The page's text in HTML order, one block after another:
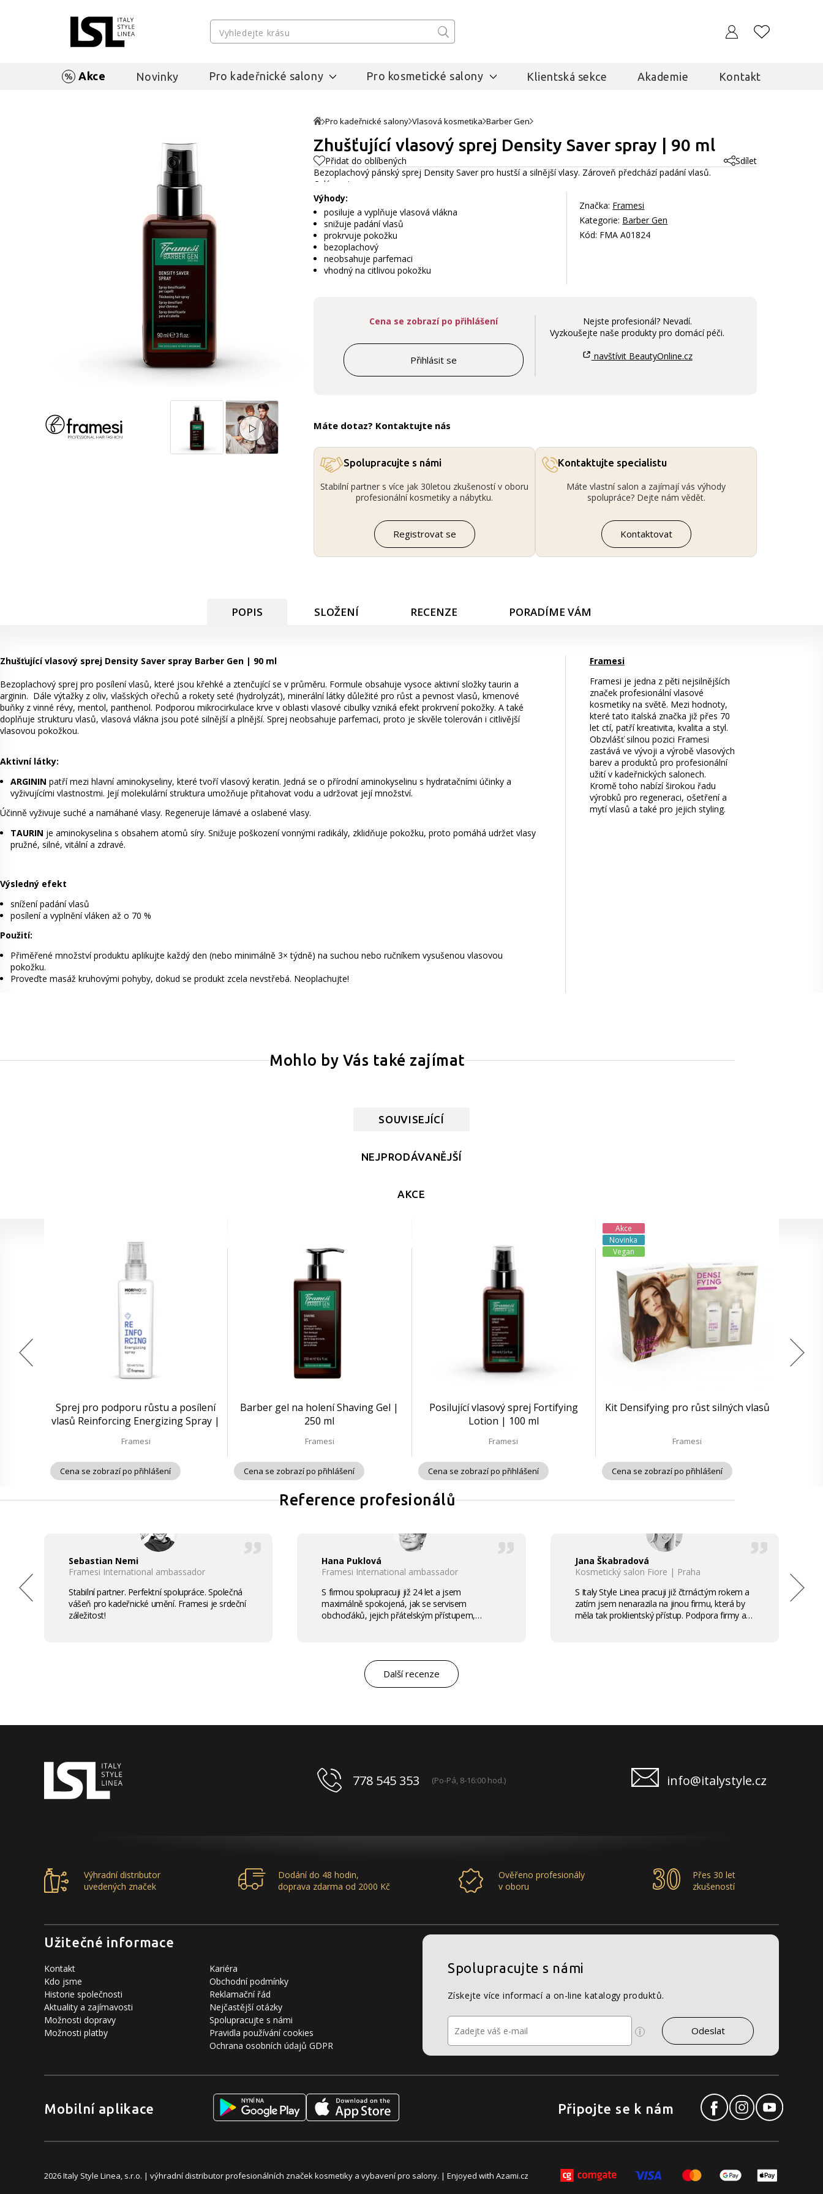
Akce Novinky Pro kadeřnické salony Pro kosmetické salony Klientská sekce Akademie Kontakt
Pro kadeřnické salony Vlasová kosmetika Barber Gen
Zhušťující vlasový sprej Density Saver spray | 90 ml
Přidat do oblíbených
Sdílet
Bezoplachový pánský sprej Density Saver pro hustší a silnější vlasy. Zároveň předchází padání vlasů.
Celý popis
Výhody:
posiluje a vyplňuje vlasová vlákna
snižuje padání vlasů
prokrvuje pokožku
bezoplachový
neobsahuje parfemaci
vhodný na citlivou pokožku
Značka: Framesi
Kategorie: Barber Gen
Kód: FMA A01824
Cena se zobrazí po přihlášení
Přihlásit se
Nejste profesionál? Nevadí.
Vyzkoušejte naše produkty pro domácí péči.
navštívit BeautyOnline.cz
Máte dotaz? Kontaktujte nás
Spolupracujte s námi
Stabilní partner s více jak 30letou zkušeností v oboru
profesionální kosmetiky a nábytku.
Registrovat se
Kontaktujte specialistu
Máte vlastní salon a zajímají vás výhody
spolupráce? Dejte nám vědět.
Kontaktovat
POPIS SLOŽENÍ RECENZE PORADÍME VÁM
Zhušťující vlasový sprej Density Saver spray Barber Gen | 90 ml
Bezoplachový sprej pro posílení vlasů, které jsou křehké a ztenčující se v průměru. Formule obsahuje vysoce aktivní složky taurin a
arginin. Dále výtažky z oliv, vlašských ořechů a rokety seté (hydrolyzát), minerální látky důležité pro růst a pevnost vlasů, kmenové
buňky z vinné révy, mentol, panthenol. Podporou mikrocirkulace krve v oblasti vlasové cibulky vzniká efekt prokrvení pokožky. A také
doplňuje strukturu vlasů, vlasová vlákna jsou poté silnější a plnější. Sprej neobsahuje parfemaci, proto je skvěle tolerován i citlivější
vlasovou pokožkou.
Aktivní látky:
ARGININ patří mezi hlavní aminokyseliny, které tvoří vlasový keratin. Jedná se o přírodní aminokyselinu s hydratačními účinky a
vyživujícími vlastnostmi. Její molekulární struktura umožňuje přitahovat vodu a udržovat její množství.
Účinně vyživuje suché a namáhané vlasy. Regeneruje lámavé a oslabené vlasy.
TAURIN je aminokyselina s obsahem atomů síry. Snižuje poškození vonnými radikály, zklidňuje pokožku, proto pomáhá udržet vlasy
pružné, silné, vitální a zdravé.
Výsledný efekt
snížení padání vlasů
posílení a vyplnění vláken až o 70 %
Použití:
Přiměřené množství produktu aplikujte každý den (nebo minimálně 3× týdně) na suchou nebo ručníkem vysušenou vlasovou
pokožku.
Proveďte masáž kruhovými pohyby, dokud se produkt zcela nevstřebá. Neoplachujte!
Framesi
Framesi je jedna z pěti nejsilnějších
značek profesionální vlasové
kosmetiky na světě. Mezi hodnoty,
které tato italská značka již přes 70
let ctí, patří kreativita, kvalita a styl.
Obzvlášť silnou pozici Framesi
zastává ve vývoji a výrobě vlasových
barev a produktů pro profesionální
užití v kadeřnických salonech.
Kromě toho nabízí širokou řadu
výrobků pro regeneraci, ošetření a
mytí vlasů a také pro jejich styling.
Mohlo by Vás také zajímat
SOUVISEJÍCÍ
NEJPRODÁVANĚJŠÍ
AKCE
Sprej pro podporu růstu a posílení
vlasů Reinforcing Energizing Spray |
Framesi
Cena se zobrazí po přihlášení
Barber gel na holení Shaving Gel |
250 ml
Framesi
Cena se zobrazí po přihlášení
Posilující vlasový sprej Fortifying
Lotion | 100 ml
Framesi
Cena se zobrazí po přihlášení
Akce
Novinka
Vegan
Kit Densifying pro růst silných vlasů
Framesi
Cena se zobrazí po přihlášení
Reference profesionálů
Sebastian Nemi
Framesi International ambassador
Stabilní partner. Perfektní spolupráce. Společná
vášeň pro kadeřnické umění. Framesi je srdeční
záležitost!
Hana Puklová
Framesi International ambassador
S firmou spolupracuji již 24 let a jsem
maximálně spokojená, jak se servisem
obchoďáků, jejich přátelským přístupem,
marketingovým servisem. Pro mě je to po těch
letech „druhá rodina“. Myslím, že ty roky
spolupráce mluví za vše.
Jana Škabradová
Kosmetický salon Fiore | Praha
S Italy Style Linea pracuji již čtrnáctým rokem a
zatím jsem nenarazila na jinou firmu, která by
měla tak proklientský přístup. Podpora firmy a
Další recenze
778 545 353 (Po-Pá, 8-16:00 hod.) info@italystyle.cz
Výhradní distributor
uvedených značek
Dodání do 48 hodin,
doprava zdarma od 2000 Kč
Ověřeno profesionály
v oboru
Přes 30 let
zkušeností
Užitečné informace
Kontakt
Kdo jsme
Historie společnosti
Aktuality a zajímavosti
Možnosti dopravy
Možnosti platby
Kariéra
Obchodní podmínky
Reklamační řád
Nejčastější otázky
Spolupracujte s námi
Pravidla používání cookies
Ochrana osobních údajů GDPR
Spolupracujte s námi
Získejte více informací a on-line katalogy produktů.
Mobilní aplikace Připojte se k nám
2026 Italy Style Linea, s.r.o. | výhradní distributor profesionálních značek kosmetiky a vybavení pro salony. | Enjoyed with Azami.cz